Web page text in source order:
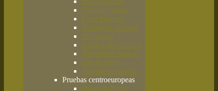
Campo y Agua
Caza Práctica
Búsqueda de caza
Primavera
Clásica de codorniz
Disciplinas básicas
San Huberto
Jóvenes Promesas
Pruebas centroeuropeas
Deutsch Derby